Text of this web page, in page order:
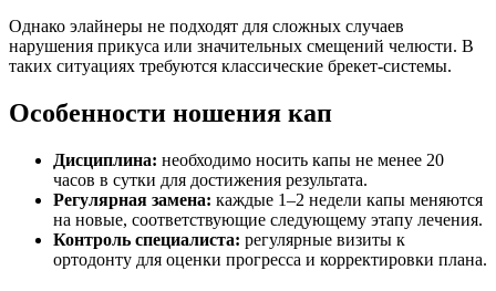
Однако элайнеры не подходят для сложных случаев
нарушения прикуса или значительных смещений челюсти. В
таких ситуациях требуются классические брекет-системы.
Особенности ношения кап
Дисциплина: необходимо носить капы не менее 20
часов в сутки для достижения результата.
Регулярная замена: каждые 1–2 недели капы меняются
на новые, соответствующие следующему этапу лечения.
Контроль специалиста: регулярные визиты к
ортодонту для оценки прогресса и корректировки плана.